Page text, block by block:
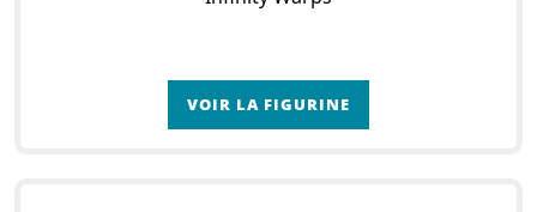
VOIR LA FIGURINE